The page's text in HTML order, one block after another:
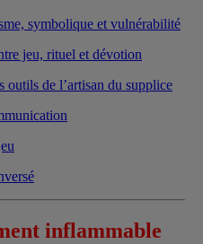
symbolique et vulnérabilité
jeu, rituel et dévotion
outils de l’artisan du supplice
inflammable